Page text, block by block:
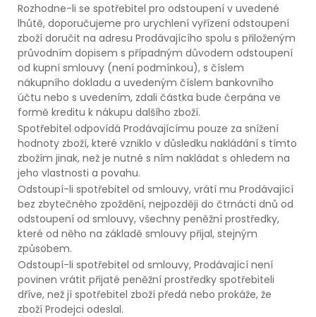
Rozhodne-li se spotřebitel pro odstoupení v uvedené
lhůtě, doporučujeme pro urychlení vyřízení odstoupení
zboží doručit na adresu Prodávajícího spolu s přiloženým
průvodním dopisem s případným důvodem odstoupení
od kupní smlouvy (není podmínkou), s číslem
nákupního dokladu a uvedeným číslem bankovního
účtu nebo s uvedením, zdali částka bude čerpána ve
formě kreditu k nákupu dalšího zboží.
Spotřebitel odpovídá Prodávajícímu pouze za snížení
hodnoty zboží, které vzniklo v důsledku nakládání s tímto
zbožím jinak, než je nutné s ním nakládat s ohledem na
jeho vlastnosti a povahu.
Odstoupí-li spotřebitel od smlouvy, vrátí mu Prodávající
bez zbytečného zpoždění, nejpozději do čtrnácti dnů od
odstoupení od smlouvy, všechny peněžní prostředky,
které od něho na základě smlouvy přijal, stejným
způsobem.
Odstoupí-li spotřebitel od smlouvy, Prodávající není
povinen vrátit přijaté peněžní prostředky spotřebiteli
dříve, než jí spotřebitel zboží předá nebo prokáže, že
zboží Prodejci odeslal.